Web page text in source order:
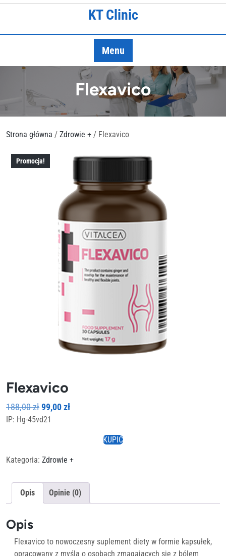
Skip
KT Clinic
Menu
Flexavico
Strona główna / Zdrowie + / Flexavico
Promocja!
Flexavico
188,00złPierwotna
cena
99,00złAktualna
IP: Hg-45vd21
KUPIĆ
Kategoria: Zdrowie +
Opis Opinie (0)
Opis
Flexavico to nowoczesny suplement diety w formie kapsułek,
opracowany z myślą o osobach zmagających się z bólem